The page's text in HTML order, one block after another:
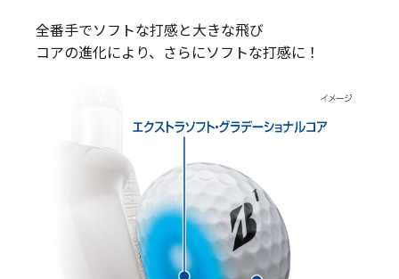
全番手でソフトな打感と大きな飛び
コアの進化により、さらにソフトな打感に！